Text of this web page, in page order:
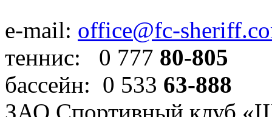
e-mail: office@fc-
теннис: 0 777 80-805
бассейн: 0 533 63-888
ЗАО Спортивный клуб